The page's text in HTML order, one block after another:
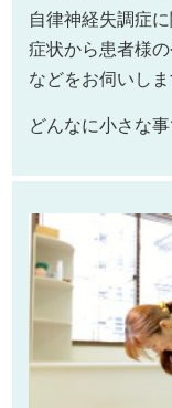
自律神経失調症
症状から患者様
などをお伺いしま
どんなに小さな